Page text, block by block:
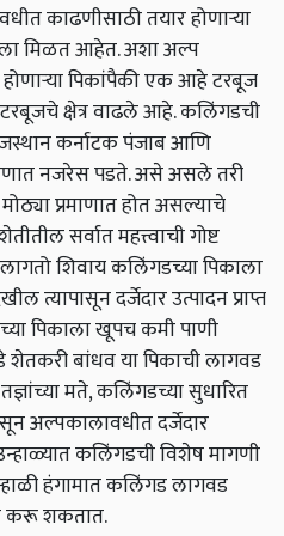
काढणीसाठी तयार होणाऱ्या
मिळत आहेत. अशा अल्प
पिकांपैकी एक आहे टरबूज
क्षेत्र वाढले आहे. कलिंगडची
कर्नाटक पंजाब आणि
नजरेस पडते. असे असले तरी
प्रमाणात होत असल्याचे
सर्वात महत्त्वाची गोष्ट
शिवाय कलिंगडच्या पिकाला
त्यापासून दर्जेदार उत्पादन प्राप्त
पिकाला खूपच कमी पाणी
बांधव या पिकाची लागवड
मते, कलिंगडच्या सुधारित
अल्पकालावधीत दर्जेदार
कलिंगडची विशेष मागणी
हंगामात कलिंगड लागवड
करू शकतात.